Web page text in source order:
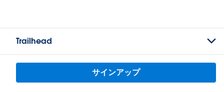
Trailhead
サインアップ